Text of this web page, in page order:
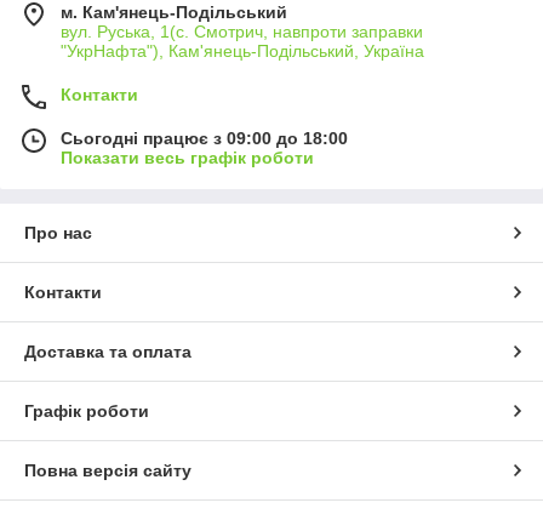
м. Кам'янець-Подільський
вул. Руська, 1(с. Смотрич, навпроти заправки
"УкрНафта"), Кам'янець-Подільський, Україна
Контакти
Сьогодні працює з 09:00 до 18:00
Показати весь графік роботи
Про нас
Контакти
Доставка та оплата
Графік роботи
Повна версія сайту